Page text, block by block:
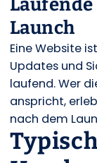
Launch
Eine Website
Updates und
laufend. Wer
anspricht,
nach dem